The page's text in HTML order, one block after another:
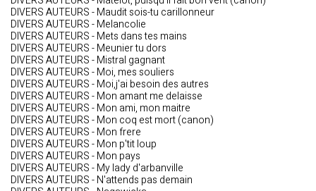
DIVERS AUTEURS - Maudit sois-tu carillonneur
DIVERS AUTEURS - Melancolie
DIVERS AUTEURS - Mets dans tes mains
DIVERS AUTEURS - Meunier tu dors
DIVERS AUTEURS - Mistral gagnant
DIVERS AUTEURS - Moi, mes souliers
DIVERS AUTEURS - Moi,j'ai besoin des autres
DIVERS AUTEURS - Mon amant me delaisse
DIVERS AUTEURS - Mon ami, mon maitre
DIVERS AUTEURS - Mon coq est mort (canon)
DIVERS AUTEURS - Mon frere
DIVERS AUTEURS - Mon p'tit loup
DIVERS AUTEURS - Mon pays
DIVERS AUTEURS - My lady d'arbanville
DIVERS AUTEURS - N'attends pas demain